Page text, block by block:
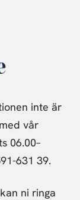
inte är
vår
06.00–
631 39.
kan ni ringa